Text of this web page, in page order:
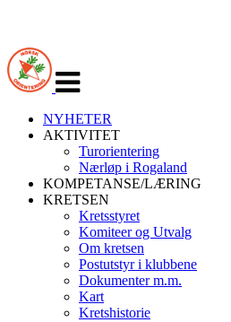
navigasjon
NYHETER
AKTIVITET
Turorientering
Nærløp i Rogaland
KOMPETANSE/LÆRING
KRETSEN
Kretsstyret
Komiteer og Utvalg
Om kretsen
Postutstyr i klubbene
Dokumenter m.m.
Kart
Kretshistorie